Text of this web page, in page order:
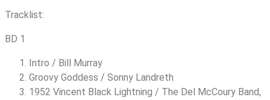
Tracklist:
BD 1
Intro / Bill Murray
Groovy Goddess / Sonny Landreth
1952 Vincent Black Lightning / The Del McCoury Band,